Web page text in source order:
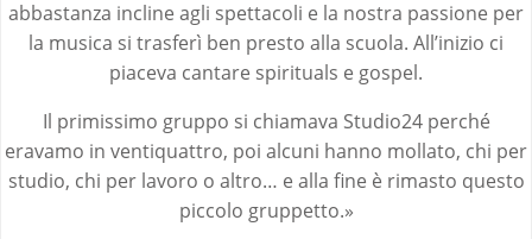
abbastanza incline agli spettacoli e la nostra passione per
la musica si trasferì ben presto alla scuola. All’inizio ci
piaceva cantare spirituals e gospel.
Il primissimo gruppo si chiamava Studio24 perché
eravamo in ventiquattro, poi alcuni hanno mollato, chi per
studio, chi per lavoro o altro… e alla fine è rimasto questo
piccolo gruppetto.»